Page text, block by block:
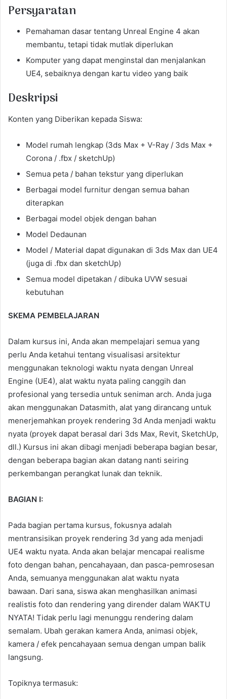
Persyaratan
Pemahaman dasar tentang Unreal Engine 4 akan
membantu, tetapi tidak mutlak diperlukan
Komputer yang dapat menginstal dan menjalankan
UE4, sebaiknya dengan kartu video yang baik
Deskripsi
Konten yang Diberikan kepada Siswa:
Model rumah lengkap (3ds Max + V-Ray / 3ds Max +
Corona / .fbx / sketchUp)
Semua peta / bahan tekstur yang diperlukan
Berbagai model furnitur dengan semua bahan
diterapkan
Berbagai model objek dengan bahan
Model Dedaunan
Model / Material dapat digunakan di 3ds Max dan UE4
(juga di .fbx dan sketchUp)
Semua model dipetakan / dibuka UVW sesuai
kebutuhan
SKEMA PEMBELAJARAN
Dalam kursus ini, Anda akan mempelajari semua yang
perlu Anda ketahui tentang visualisasi arsitektur
menggunakan teknologi waktu nyata dengan Unreal
Engine (UE4), alat waktu nyata paling canggih dan
profesional yang tersedia untuk seniman arch. Anda juga
akan menggunakan Datasmith, alat yang dirancang untuk
menerjemahkan proyek rendering 3d Anda menjadi waktu
nyata (proyek dapat berasal dari 3ds Max, Revit, SketchUp,
dll.) Kursus ini akan dibagi menjadi beberapa bagian besar,
dengan beberapa bagian akan datang nanti seiring
perkembangan perangkat lunak dan teknik.
BAGIAN I:
Pada bagian pertama kursus, fokusnya adalah
mentransisikan proyek rendering 3d yang ada menjadi
UE4 waktu nyata. Anda akan belajar mencapai realisme
foto dengan bahan, pencahayaan, dan pasca-pemrosesan
Anda, semuanya menggunakan alat waktu nyata
bawaan. Dari sana, siswa akan menghasilkan animasi
realistis foto dan rendering yang dirender dalam WAKTU
NYATA! Tidak perlu lagi menunggu rendering dalam
semalam. Ubah gerakan kamera Anda, animasi objek,
kamera / efek pencahayaan semua dengan umpan balik
langsung.
Topiknya termasuk: